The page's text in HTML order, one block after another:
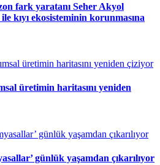
fark yaratanı Seher Akyol
kıyı ekosisteminin korunmasına
üretimin haritasını yeniden
günlük yaşamdan çıkarılıyor